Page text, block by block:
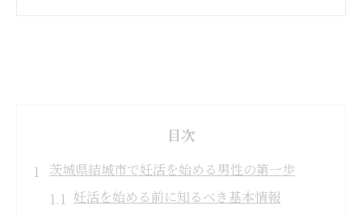
目次
茨城県結城市で妊活を始める男性の第一歩
妊活を始める前に知るべき基本情報